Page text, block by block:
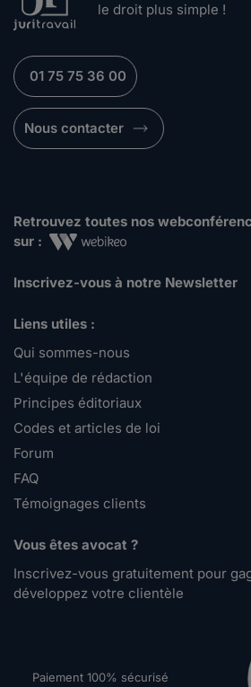
le droit plus simple !
01 75 75 36 00
Nous contacter
Retrouvez toutes nos
sur :
Inscrivez-vous à notre Newsletter
Liens utiles :
Qui sommes-nous
L'équipe de rédaction
Principes éditoriaux
Codes et articles de loi
Forum
FAQ
Témoignages clients
Vous êtes avocat ?
Inscrivez-vous gratuitement pour
développez votre clientèle
Paiement 100% sécurisé